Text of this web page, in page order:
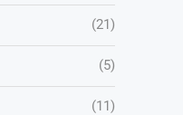
(21)
(5)
(11)